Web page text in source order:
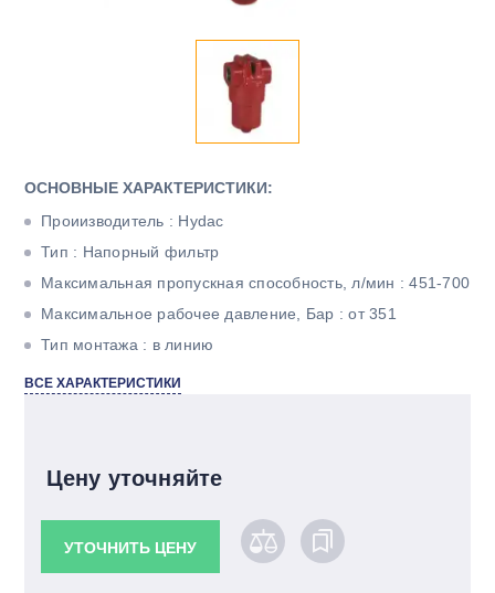
ОСНОВНЫЕ ХАРАКТЕРИСТИКИ:
Проиизводитель : Hydac
Тип : Напорный фильтр
Максимальная пропускная способность, л/мин : 451-700
Максимальное рабочее давление, Бар : от 351
Тип монтажа : в линию
Тонкость фильтрации, мкм : 20
ВСЕ ХАРАКТЕРИСТИКИ
Цену уточняйте
УТОЧНИТЬ ЦЕНУ